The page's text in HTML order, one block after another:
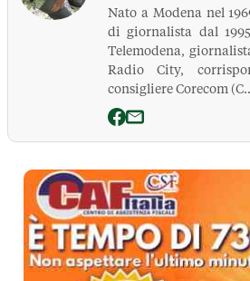
Nato a Modena nel
di giornalista dal
Telemodena,
Radio City,
consigliere Corecom
La Pressa